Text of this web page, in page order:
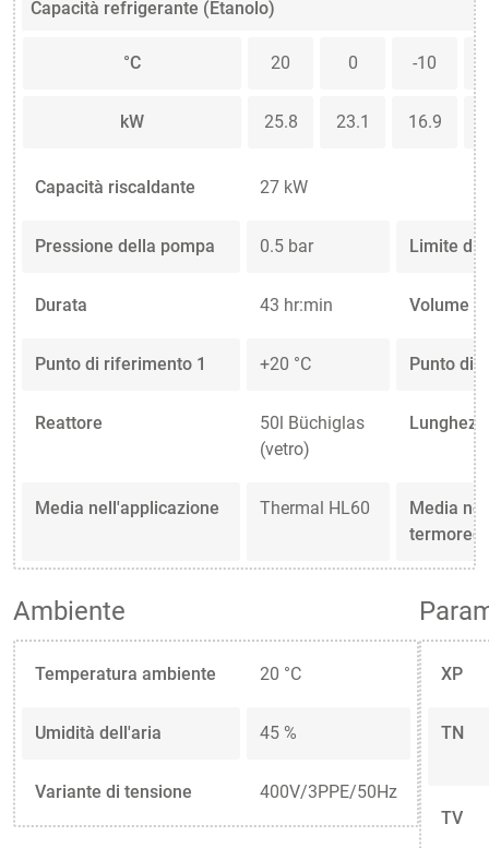
Capacità refrigerante (Etanolo)
°C 20 0 -10
kW 25.8 23.1 16.9
Capacità riscaldante 27 kW
Pressione della pompa 0.5 bar Limite di
Durata 43 hr:min Volume
Punto di riferimento 1 +20 °C Punto di
Reattore
50l Büchiglas
(vetro)
Media nell'applicazione Thermal HL60
Media
Ambiente
Temperatura ambiente 20 °C
Umidità dell'aria 45 %
Variante di tensione 400V/3PPE/50Hz
XP
TN
TV